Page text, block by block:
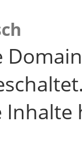
Inhalte